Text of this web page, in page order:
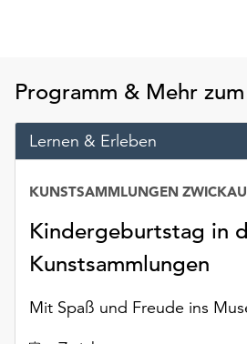
Cookies
anpassen,
erreichen
Sie
Einstellungen
über
die
Schaltfläche
Weitere
Programm & Mehr
Lernen & Erleben
Kindergeburtstag in
Kunstsammlungen
Mit Spaß und Freude ins